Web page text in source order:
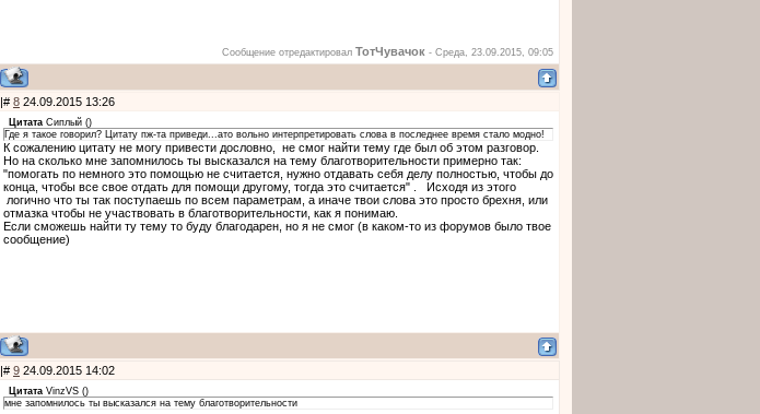
Сообщение отредактировал ТотЧувачок - Среда, 23.09.2015, 09:05
|# 8 24.09.2015 13:26
Цитата Cиплый ()
Где я такое говорил? Цитату пж-та приведи...ато вольно интерпретировать слова в последнее время стало модно!
К сожалению цитату не могу привести дословно, не смог найти тему где был об этом разговор.
Но на сколько мне запомнилось ты высказался на тему благотворительности примерно так:
"помогать по немного это помощью не считается, нужно отдавать себя делу полностью, чтобы до
конца, чтобы все свое отдать для помощи другому, тогда это считается" . Исходя из этого
логично что ты так поступаешь по всем параметрам, а иначе твои слова это просто брехня, или
отмазка чтобы не участвовать в благотворительности, как я понимаю.
Если сможешь найти ту тему то буду благодарен, но я не смог (в каком-то из форумов было твое
сообщение)
|# 9 24.09.2015 14:02
Цитата VinzVS ()
мне запомнилось ты высказался на тему благотворительности